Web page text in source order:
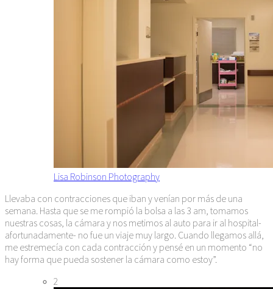
Lisa Robinson Photography
Llevaba con contracciones que iban y venían por más de una
semana. Hasta que se me rompió la bolsa a las 3 am, tomamos
nuestras cosas, la cámara y nos metimos al auto para ir al hospital-
afortunadamente- no fue un viaje muy largo. Cuando llegamos allá,
me estremecía con cada contracción y pensé en un momento “no
hay forma que pueda sostener la cámara como estoy”.
2